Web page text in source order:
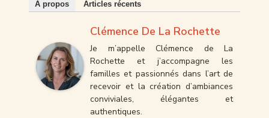
À propos Articles récents
Clémence De La Rochette
Je m’appelle Clémence de La
Rochette et j’accompagne les
familles et passionnés dans l’art de
recevoir et la création d’ambiances
conviviales, élégantes et
authentiques.